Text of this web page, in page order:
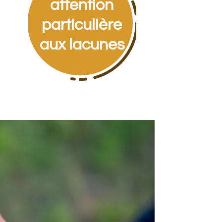
attention
particulière
aux lacunes